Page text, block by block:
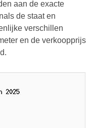
aan de exacte
de staat en
verschillen
en de verkoopprijs